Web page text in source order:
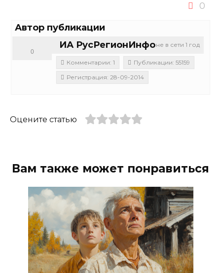
0
Автор публикации
не в сети 1 год
ИА РусРегионИнфо
0
Комментарии: 1
Публикации: 55159
Регистрация: 28-09-2014
Оцените статью
Вам также может понравиться